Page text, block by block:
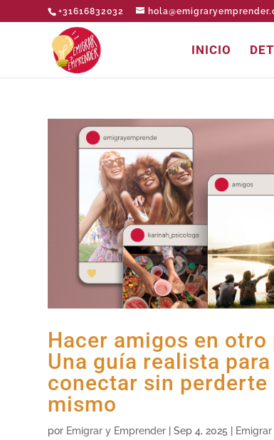
+31616832032
INICIO
Hacer amigos en otro
Una guía realista para
conectar sin perderte
mismo
por Emigrar y Emprender |Sep 4, 2025 Emigrar